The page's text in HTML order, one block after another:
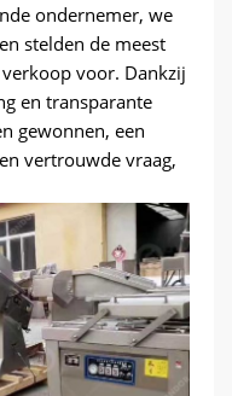
ondernemer, we
stelden de meest
voor. Dankzij
en transparante
gewonnen, een
vertrouwde vraag,